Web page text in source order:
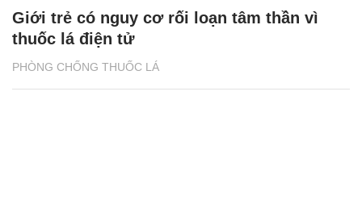
PHÒNG CHỐNG THUỐC LÁ
Giới trẻ có nguy cơ rối loạn tâm thần vì
thuốc lá điện tử